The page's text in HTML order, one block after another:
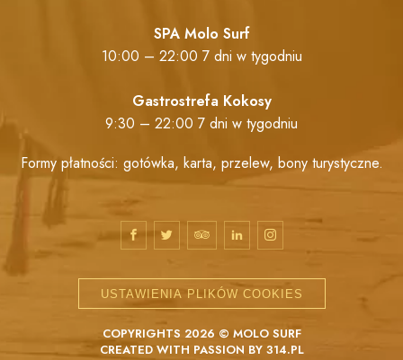
SPA Molo Surf
10:00 – 22:00 7 dni w tygodniu
Gastrostrefa Kokosy
9:30 – 22:00 7 dni w tygodniu
Formy płatności: gotówka, karta, przelew, bony turystyczne.
USTAWIENIA PLIKÓW COOKIES
COPYRIGHTS 2026 © MOLO SURF
CREATED WITH PASSION BY 314.PL